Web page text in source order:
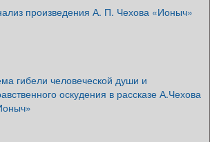
произведения А. П. Чехова «Ионыч»
гибели человеческой души и
оскудения в рассказе А.Чехова